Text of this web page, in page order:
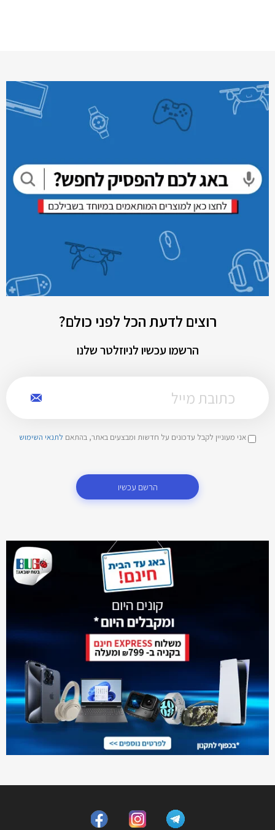
רוצים לדעת הכל לפני כולם?
הרשמו עכשיו לניוזלטר שלנו
אני מעוניין לקבל עדכונים על חדשות ומבצעים באתר, בהתאם לתנאי השימוש
הרשם עכשיו